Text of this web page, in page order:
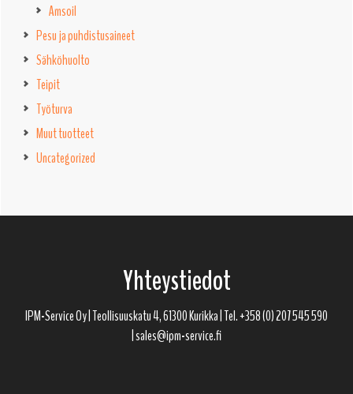
Amsoil
Pesu ja puhdistusaineet
Sähköhuolto
Teipit
Työturva
Muut tuotteet
Uncategorized
Yhteystiedot
IPM-Service Oy | Teollisuuskatu 4, 61300 Kurikka | Tel. +358 (0) 207 545 590
| sales@ipm-service.fi